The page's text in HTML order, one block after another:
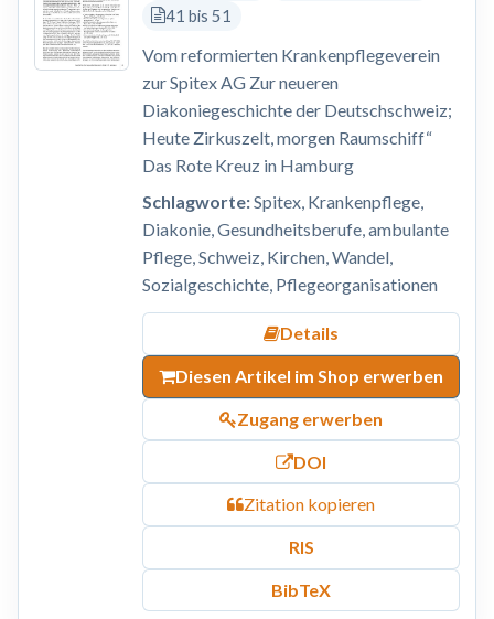
41 bis 51
Vom reformierten Krankenpflegeverein
zur Spitex AG Zur neueren
Diakoniegeschichte der Deutschschweiz;
Heute Zirkuszelt, morgen Raumschiff“
Das Rote Kreuz in Hamburg
Schlagworte:Spitex, Krankenpflege,
Diakonie, Gesundheitsberufe, ambulante
Pflege, Schweiz, Kirchen, Wandel,
Sozialgeschichte, Pflegeorganisationen
Details
Diesen Artikel im Shop erwerben
Zugang erwerben
DOI
Zitation kopieren
RIS
BibTeX